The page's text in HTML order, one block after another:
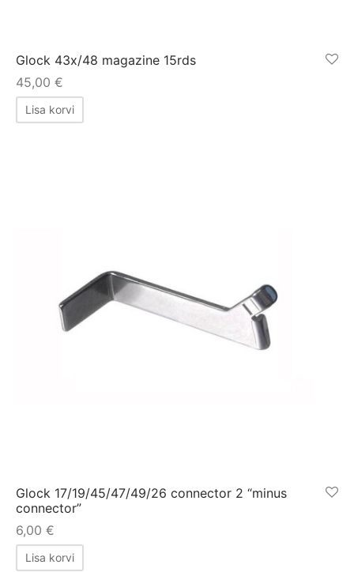
Glock 43x/48 magazine 15rds
45,00 €
Lisa korvi
Glock 17/19/45/47/49/26 connector 2 “minus
connector”
6,00 €
Lisa korvi